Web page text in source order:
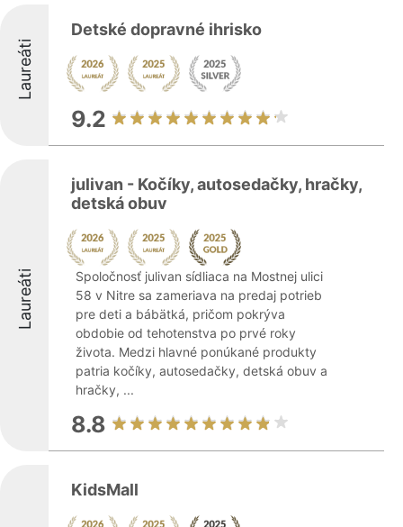
Laureáti
Detské dopravné ihrisko
9.2
Laureáti
julivan - Kočíky, autosedačky, hračky,
detská obuv
Spoločnosť julivan sídliaca na Mostnej ulici
58 v Nitre sa zameriava na predaj potrieb
pre deti a bábätká, pričom pokrýva
obdobie od tehotenstva po prvé roky
života. Medzi hlavné ponúkané produkty
patria kočíky, autosedačky, detská obuv a
hračky, ...
8.8
KidsMall